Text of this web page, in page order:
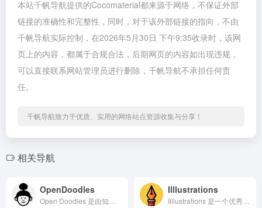
本站千帆导航提供的Cocomaterial都来源于网络，不保证外部
链接的准确性和完整性，同时，对于该外部链接的指向，不由
千帆导航实际控制，在2026年5月30日 下午9:35收录时，该网
页上的内容，都属于合规合法，后期网页的内容如出现违规，
可以直接联系网站管理员进行删除，千帆导航不承担任何责
任。
千帆导航致力于优质、实用的网络站点资源收集与分享！
相关导航
OpenDoodles Illlustrations